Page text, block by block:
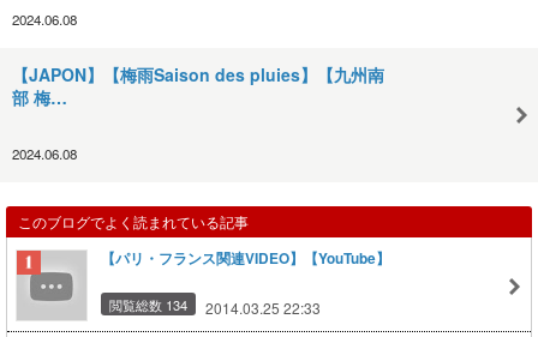
2024.06.08
【JAPON】【梅雨Saison des pluies】【九州南
部 梅…
2024.06.08
このブログでよく読まれている記事
【パリ・フランス関連VIDEO】【YouTube】
閲覧総数 134 2014.03.25 22:33